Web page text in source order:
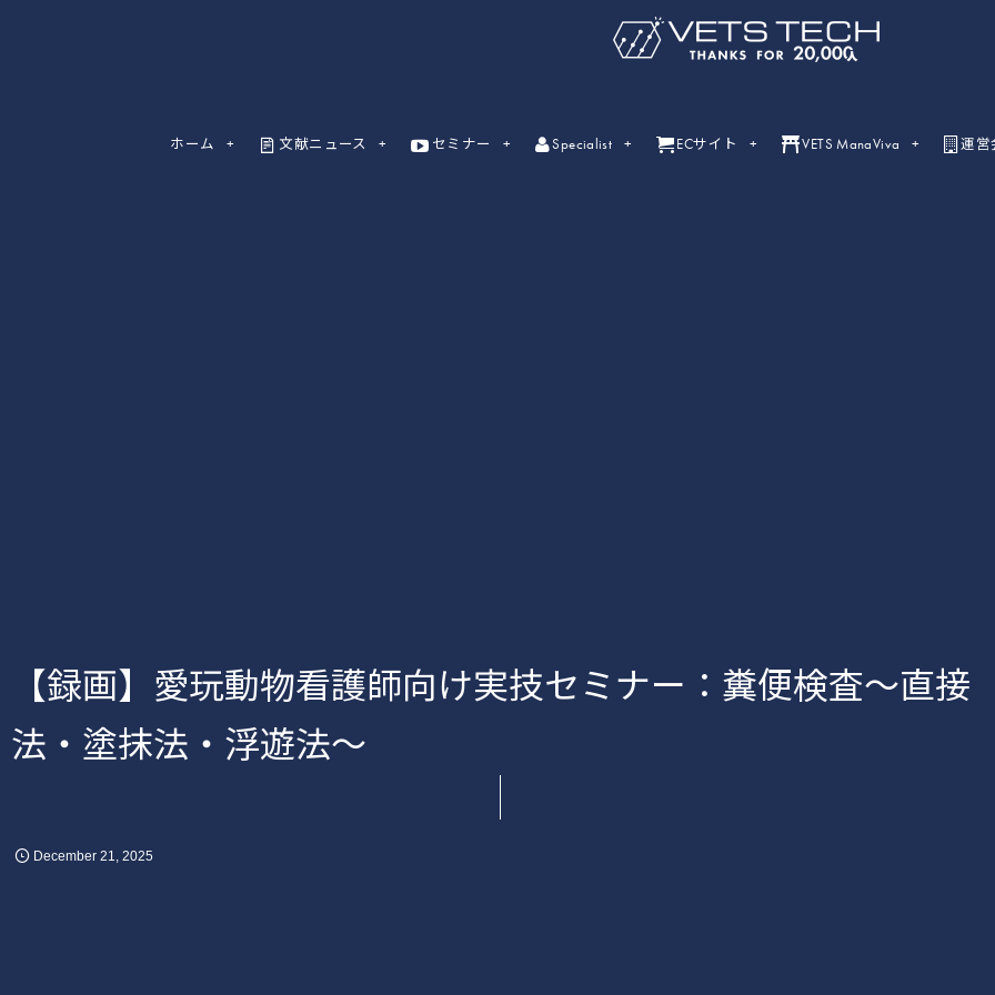
ホーム 文献ニュース セミナー Specialist ECサイト VETS ManaViva 運営
【録画】愛玩動物看護師向け実技セミナー：糞便検査～直接
法・塗抹法・浮遊法～
December 21, 2025